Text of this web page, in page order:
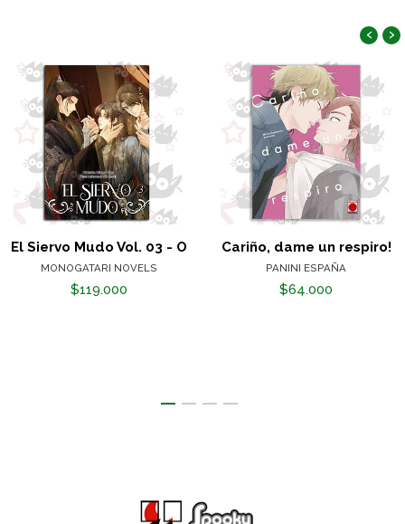
El Siervo Mudo Vol. 03 - O
MONOGATARI NOVELS
$119.000
Cariño, dame un respiro!
PANINI ESPAÑA
$64.000
‹ ›